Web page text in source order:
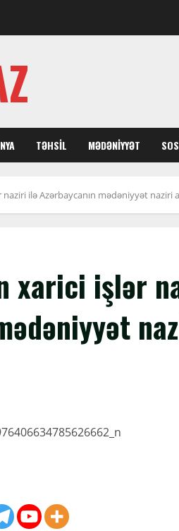
TƏHSIL MƏDƏNIYYƏT
ilə Azərbaycanın mədəniyyət naziri
xarici işlər